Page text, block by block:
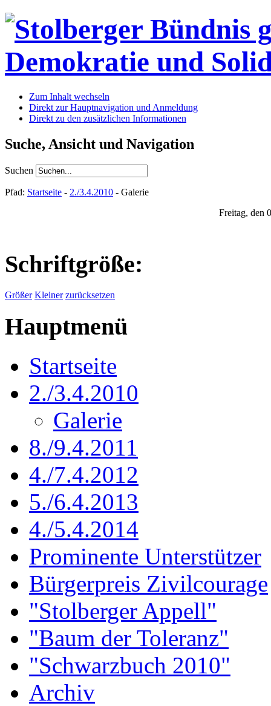
Zum Inhalt wechseln
Direkt zur Hauptnavigation und Anmeldung
Direkt zu den zusätzlichen Informationen
Suche, Ansicht und Navigation
Suchen
Pfad: Startseite - 2./3.4.2010 - Galerie
Freitag, den
Schriftgröße:
Größer Kleiner zurücksetzen
Hauptmenü
Startseite
2./3.4.2010
Galerie
8./9.4.2011
4./7.4.2012
5./6.4.2013
4./5.4.2014
Prominente Unterstützer
Bürgerpreis Zivilcourage
"Stolberger Appell"
"Baum der Toleranz"
"Schwarzbuch 2010"
Archiv